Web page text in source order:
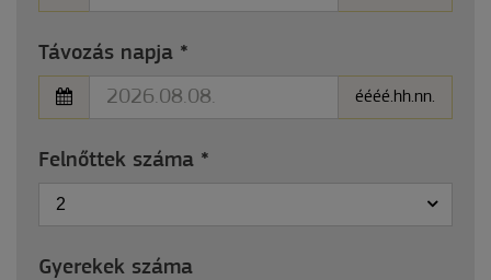
Távozás napja *
éééé.hh.nn.
Felnőttek száma *
2
Gyerekek száma